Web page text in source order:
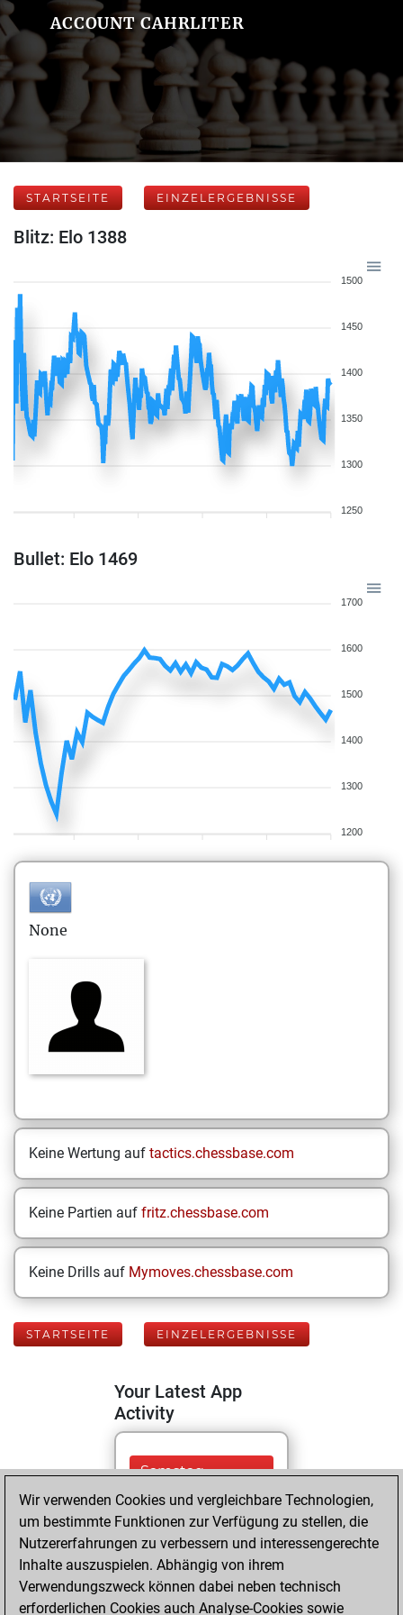
ACCOUNT CAHRLITER
STARTSEITE EINZELERGEBNISSE
Blitz: Elo 1388
1500
1450
1400
1350
1300
1250
Bullet: Elo 1469
1700
1600
1500
1400
1300
1200
None
Keine Wertung auf tactics.chessbase.com
Keine Partien auf fritz.chessbase.com
Keine Drills auf Mymoves.chessbase.com
STARTSEITE EINZELERGEBNISSE
Your Latest App
Activity
Samstag,
November 15,
2025
You played 339
blitz games
Play
You scored +87
Wir verwenden Cookies und vergleichbare Technologien,
um bestimmte Funktionen zur Verfügung zu stellen, die
Nutzererfahrungen zu verbessern und interessengerechte
Inhalte auszuspielen. Abhängig von ihrem
Verwendungszweck können dabei neben technisch
erforderlichen Cookies auch Analyse-Cookies sowie